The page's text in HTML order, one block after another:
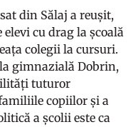
din Sălaj a reușit,
cu drag la școală
colegii la cursuri.
gimnazială Dobrin,
tuturor
copiilor și a
a școlii este ca